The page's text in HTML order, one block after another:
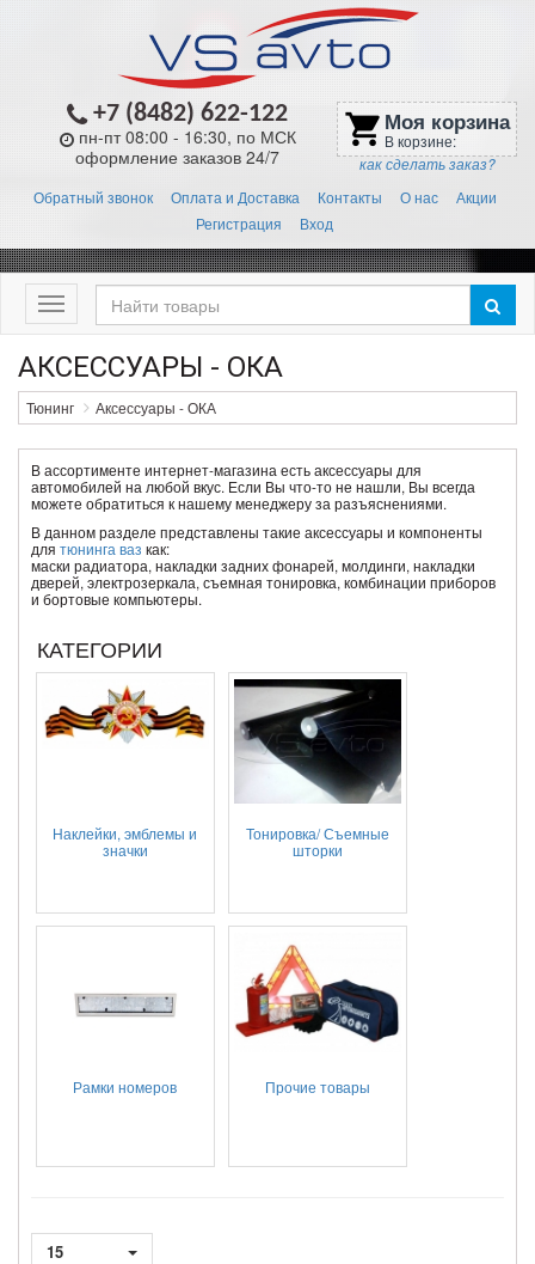
+7 (8482) 622-122
пн-пт 08:00 - 16:30, по МСК
оформление заказов 24/7
shopping_cart Моя корзина
В корзине:
как сделать заказ?
Обратный звонок Оплата и Доставка Контакты О нас
Акции
Регистрация
Вход
Меню
АКСЕССУАРЫ - ОКА
Тюнинг Аксессуары - ОКА
В ассортименте интернет-магазина есть аксессуары для
автомобилей на любой вкус. Если Вы что-то не нашли, Вы всегда
можете обратиться к нашему менеджеру за разъяснениями.
В данном разделе представлены такие аксессуары и компоненты
для тюнинга ваз как:
маски радиатора, накладки задних фонарей, молдинги, накладки
дверей, электрозеркала, съемная тонировка, комбинации приборов
и бортовые компьютеры.
КАТЕГОРИИ
Наклейки, эмблемы и
значки
Тонировка/ Съемные
шторки
Рамки номеров Прочие товары
15